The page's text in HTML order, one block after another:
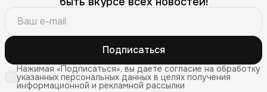
Подписаться
Нажимая «Подписаться», вы даете согласие на обработку
указанных персональных данных в целях получения
информационной и рекламной рассылки